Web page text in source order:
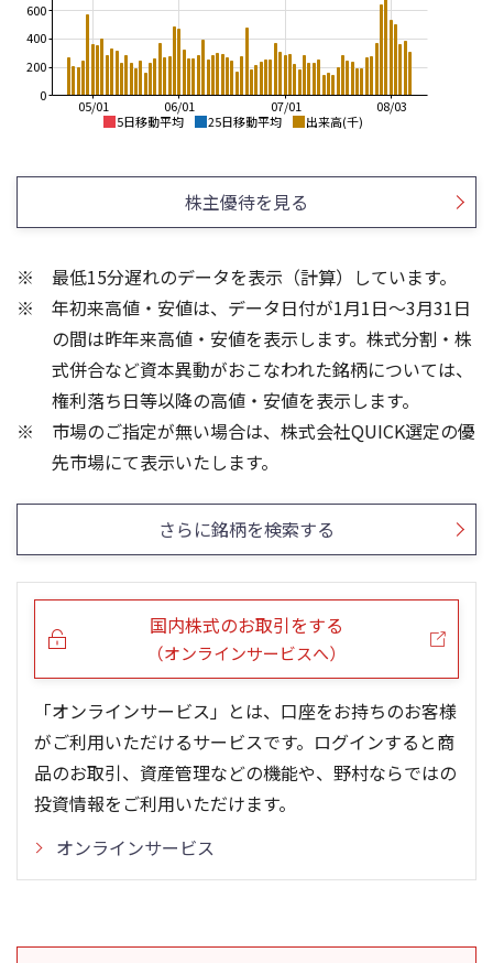
5日移動平均 25日移動平均 出来高(千)
08/03
07/01
06/01
05/01
0
200
400
600
25/12
25/10
25/08
25/06
25/04
2,000
2,200
0
1,000
1,500
24/01
23/01
22/01
21/01
1,800
2,000
2,200
2,600
2,800
3,000
0
500
1,000
1,500
2,000
株主優待を見る
最低15分遅れのデータを表示（計算）しています。
年初来高値・安値は、データ日付が1月1日～3月31日
の間は昨年来高値・安値を表示します。株式分割・株
式併合など資本異動がおこなわれた銘柄については、
権利落ち日等以降の高値・安値を表示します。
市場のご指定が無い場合は、株式会社QUICK選定の優
先市場にて表示いたします。
さらに銘柄を検索する
国内株式のお取引をする
（オンラインサービスへ）
「オンラインサービス」とは、口座をお持ちのお客様
がご利用いただけるサービスです。ログインすると商
品のお取引、資産管理などの機能や、野村ならではの
投資情報をご利用いただけます。
オンラインサービス